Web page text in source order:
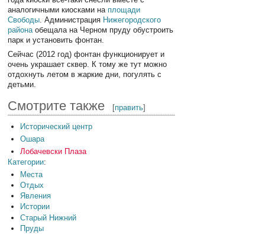
аналогичными киосками на площади
Свободы. Администрация Нижегородского
районаобещала на Черном пруду обустроить
парк и установить фонтан.
Сейчас (2012 год) фонтан функционирует и
очень украшает сквер. К тому же тут можно
отдохнуть летом в жаркие дни, погулять с
детьми.
Смотрите также [править]
Исторический центр
Ошара
Лобачевски Плаза
Категории:
Места
Отдых
Явления
Истории
Старый Нижний
Пруды